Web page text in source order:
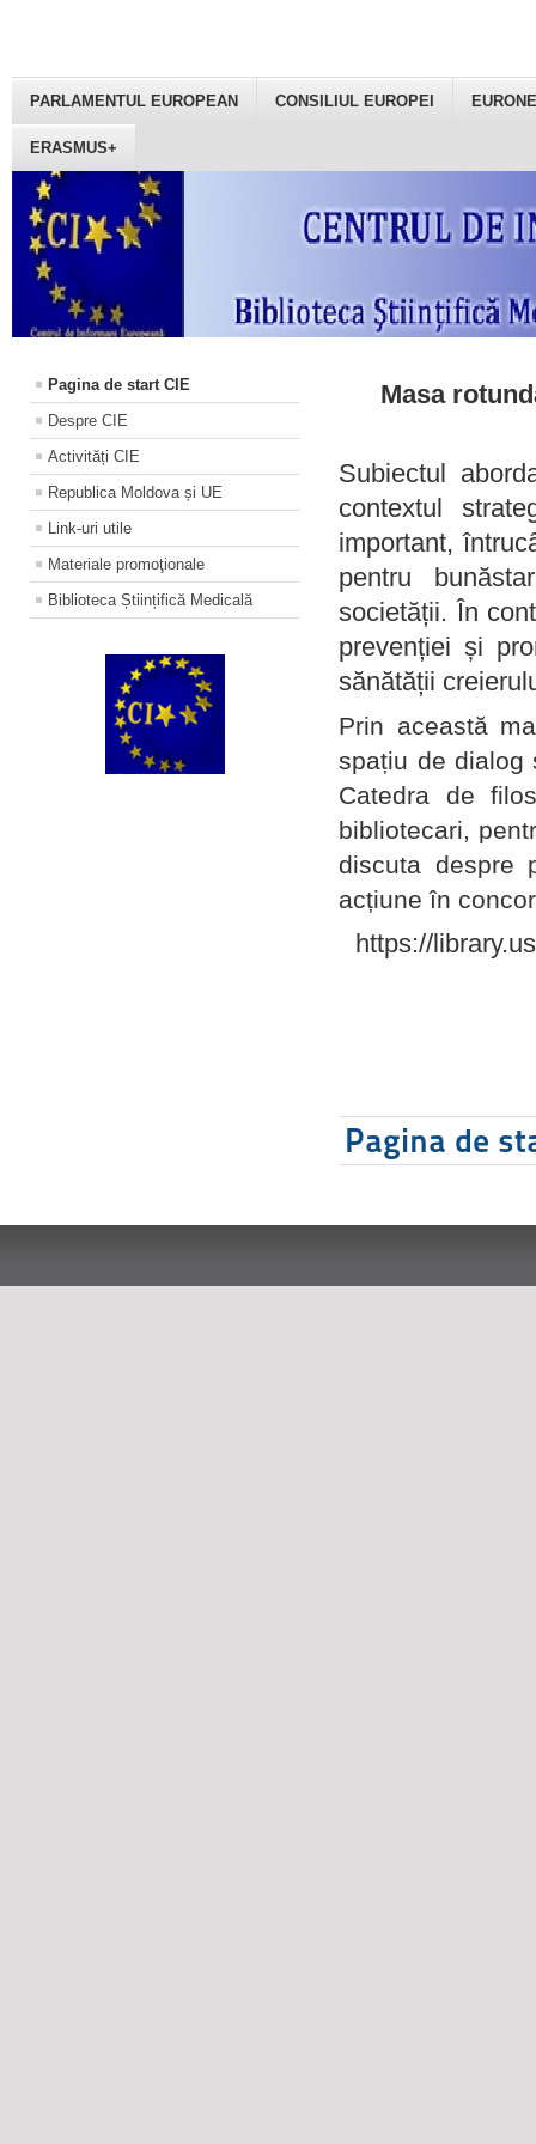
PARLAMENTUL EUROPEAN CONSILIUL EUROPEI
ERASMUS+
Pagina de start CIE
Despre CIE
Activități CIE
Republica Moldova și UE
Link-uri utile
Materiale promoţionale
Biblioteca Științifică Medicală
Masa
Subiectul
contextul
important,
pentru
societății. În
prevenției și
sănătății
Prin această
spațiu de dialog
Catedra de
bibliotecari,
discuta despre
acțiune în
https://
Pagina de